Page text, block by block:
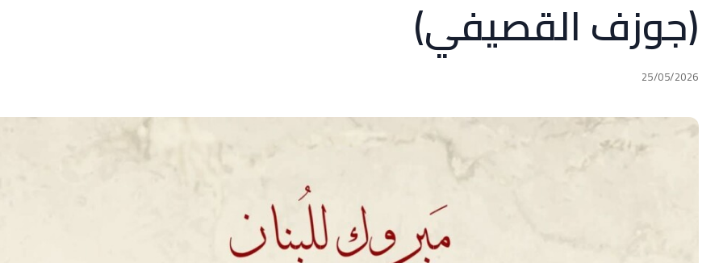
(جوزف القصيفي)
25/05/2026